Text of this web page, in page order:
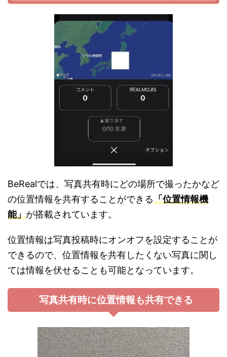
BeRealでは、写真共有時にどの場所で撮ったかなど
の位置情報を共有することができる「位置情報機
能」が搭載されています。
位置情報は写真投稿時にオンオフを設定することが
できるので、位置情報を共有したくない写真に関し
ては情報を伏せることも可能となっています。
写真共有時に位置情報も共有できる